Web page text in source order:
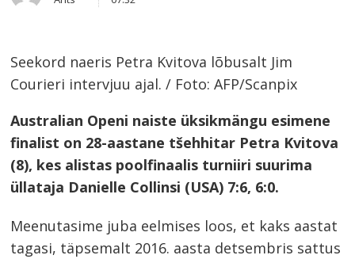
Seekord naeris Petra Kvitova lõbusalt Jim
Courieri intervjuu ajal. / Foto: AFP/Scanpix
Australian Openi naiste üksikmängu esimene
finalist on 28-aastane tšehhitar Petra Kvitova
(8), kes alistas poolfinaalis turniiri suurima
üllataja Danielle Collinsi (USA) 7:6, 6:0.
Meenutasime juba eelmises loos, et kaks aastat
tagasi, täpsemalt 2016. aasta detsembris sattus